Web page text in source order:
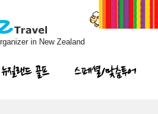
in New Zealand
뉴질랜드 골프 스페셜/맞춤투어